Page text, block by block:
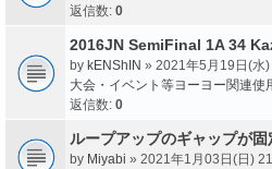
返信数: 0
2016JN SemiFinal 1A 34
by kENShIN » 2021年5月19日(水
大会・イベント等ヨーヨー関連使
返信数: 0
ループアップのギャップが
by Miyabi » 2021年1月03日(日)